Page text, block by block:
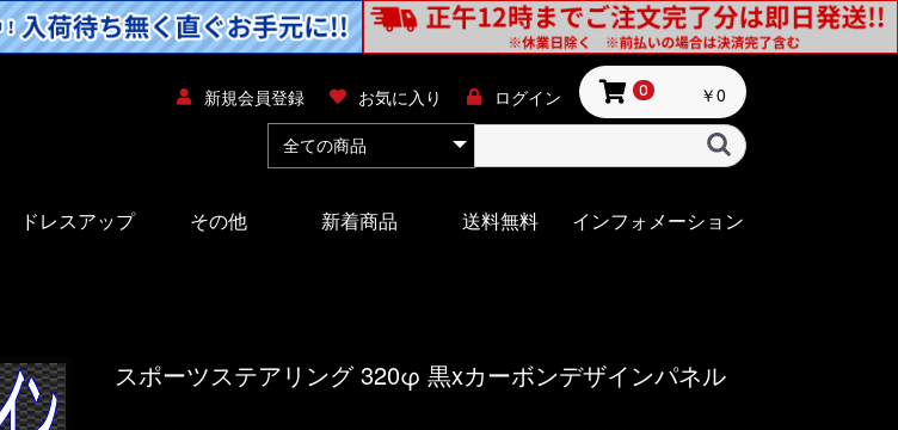
新規会員登録 お気に入り ログイン 0 ￥0
ドレスアップ その他 新着商品 送料無料 インフォメーション
スポーツステアリング 320φ 黒xカーボンデザインパネル